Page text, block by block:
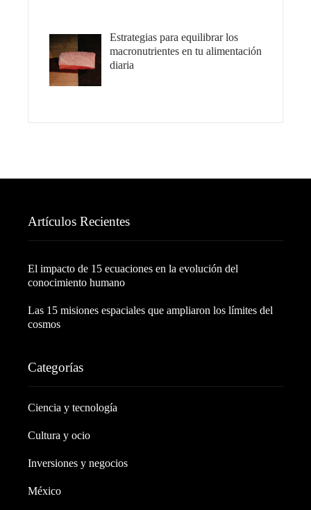
Estrategias para equilibrar los
macronutrientes en tu alimentación
diaria
Artículos Recientes
El impacto de 15 ecuaciones en la evolución del
conocimiento humano
Las 15 misiones espaciales que ampliaron los límites del
cosmos
Categorías
Ciencia y tecnología
Cultura y ocio
Inversiones y negocios
México